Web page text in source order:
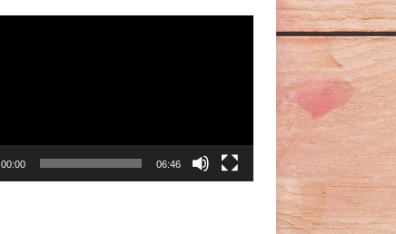
00:00 06:46